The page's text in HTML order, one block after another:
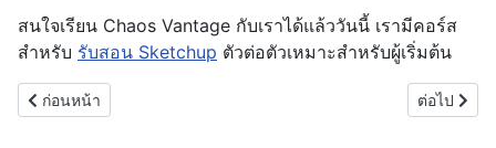
สนใจเรียน Chaos Vantage กับเราได้แล้ววันนี้ เรามีคอร์ส
สำหรับ รับสอน Sketchup ตัวต่อตัวเหมาะสำหรับผู้เริ่มต้น
เนื้อหาก่อนหน้า: 10 SketchUp Extension ที่สำคัญ
ก่อนหน้า เนื้อหาถัดไ
ต่อไป